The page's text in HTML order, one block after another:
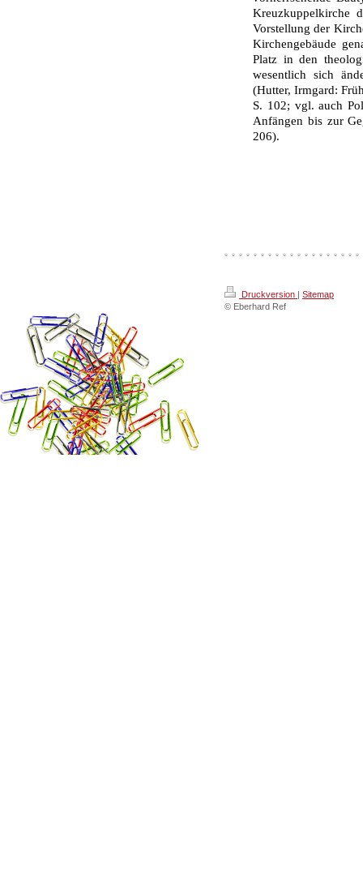
Kreuzkuppelkirche
Vorstellung der
Kirchengebäude
Platz in den
wesentlich sich
(Hutter, Irmgard:
S. 102; vgl. auch
Anfängen bis zur
206).
Druckversion | Sitemap
© Eberhard Ref